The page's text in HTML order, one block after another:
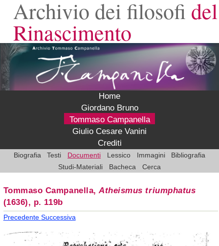
Archivio dei filosofi del
Rinascimento
Home
Giordano Bruno
Tommaso Campanella
Giulio Cesare Vanini
Crediti
Biografia Testi Documenti Lessico Immagini
Bibliografia
Studi-Materiali
Bacheca Cerca
Tommaso Campanella,Atheismus triumphatus
(1636), p. 119b
Precedente Successiva